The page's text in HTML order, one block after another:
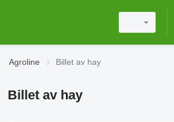
Agroline Billet av hay
Billet av hay